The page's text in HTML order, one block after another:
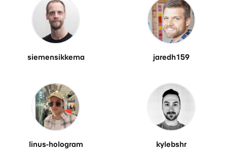
siemensikkema jaredh159
linus-hologram kylebshr